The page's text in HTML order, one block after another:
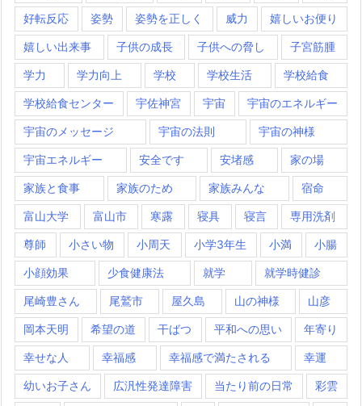
好転反応 姿勢 姿勢を正しく 威力 嬉しいお便り
嬉しい出来事 子供の成長 子供への脅し 子宮筋腫
学力 学力向上 学校 学校生活 学校給食
学校給食センター 宇佐神宮 宇宙 宇宙のエネルギー
宇宙のメッセージ 宇宙の法則 宇宙の神様
宇宙エネルギー 安全です 安堵感 家の場
家族と食事 家族のため 家族みんな 宿命
富山大学 富山市 寒露 寝具 寝言 専用洗剤
尊師 小さい物 小周天 小学3年生 小満 小腸
小顔効果 少食健康法 就学 就学時健診
尾崎豊さん 尾鷲市 屋久島 山の神様 山彦
岡本天明 希望の道 干ばつ 平和への思い 年寄り
幸せな人 幸福感 幸福感で満たされる 幸運
幼いお子さん 広汎性発達障害 当たり前の日常 彩雲